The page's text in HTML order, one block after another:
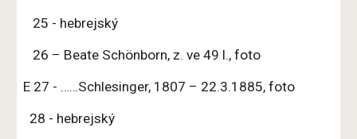
25 - hebrejský
26 – Beate Schönborn, z. ve 49 l., foto
E 27 - ……Schlesinger, 1807 – 22.3.1885, foto
28 - hebrejský